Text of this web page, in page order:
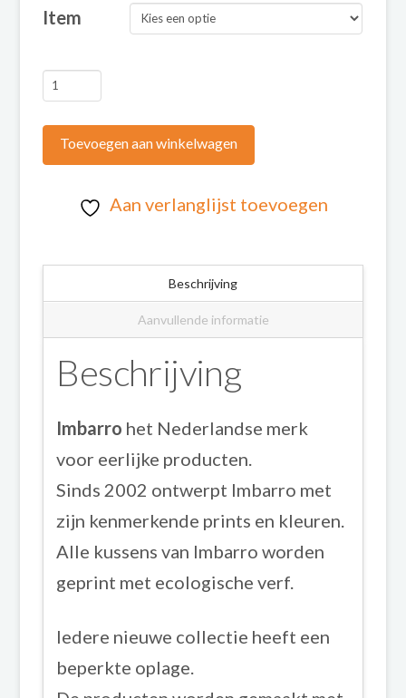
Item
Imbarro
Huisje
Toevoegen aan winkelwagen
Aan verlanglijst toevoegen
Beschrijving
Aanvullende informatie
Beschrijving
Imbarro het Nederlandse merk
voor eerlijke producten.
Sinds 2002 ontwerpt Imbarro met
zijn kenmerkende prints en kleuren.
Alle kussens van Imbarro worden
geprint met ecologische verf.
Iedere nieuwe collectie heeft een
beperkte oplage.